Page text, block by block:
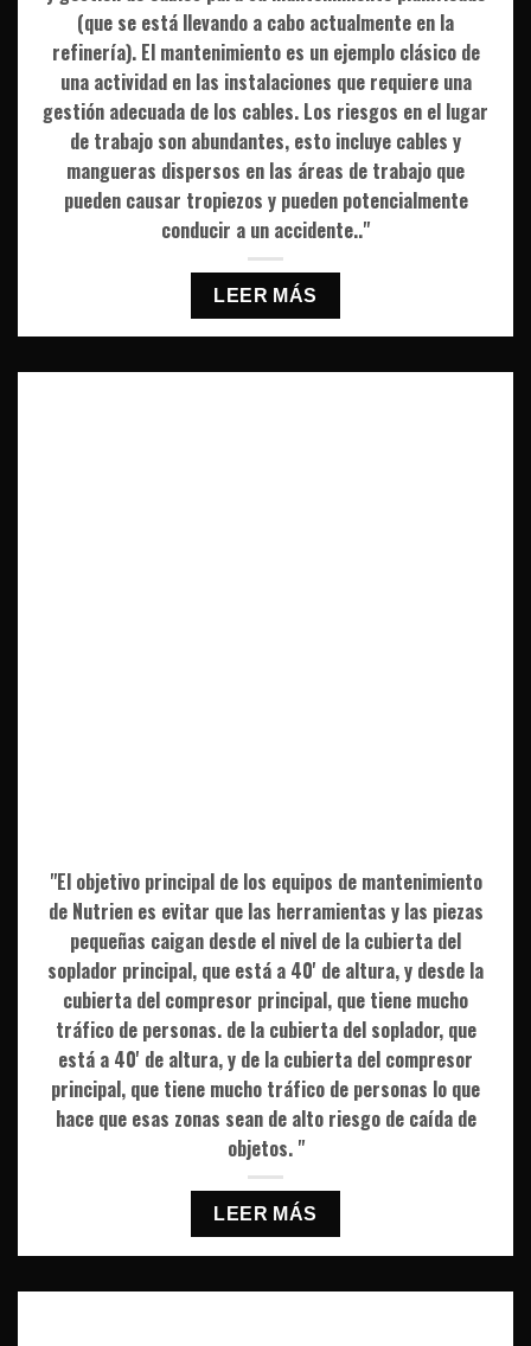
(que se está llevando a cabo actualmente en la
refinería). El mantenimiento es un ejemplo clásico de
una actividad en las instalaciones que requiere una
gestión adecuada de los cables. Los riesgos en el lugar
de trabajo son abundantes, esto incluye cables y
mangueras dispersos en las áreas de trabajo que
pueden causar tropiezos y pueden potencialmente
conducir a un accidente.."
LEER MÁS
"El objetivo principal de los equipos de mantenimiento
de Nutrien es evitar que las herramientas y las piezas
pequeñas caigan desde el nivel de la cubierta del
soplador principal, que está a 40' de altura, y desde la
cubierta del compresor principal, que tiene mucho
tráfico de personas. de la cubierta del soplador, que
está a 40' de altura, y de la cubierta del compresor
principal, que tiene mucho tráfico de personas lo que
hace que esas zonas sean de alto riesgo de caída de
objetos. "
LEER MÁS